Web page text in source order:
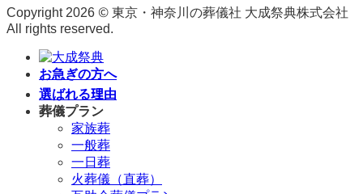
Copyright 2026 © 東京・神奈川の葬儀社 大成祭典株式会社
All rights reserved.
お急ぎの方へ
選ばれる理由
葬儀プラン
家族葬
一般葬
一日葬
火葬儀（直葬）